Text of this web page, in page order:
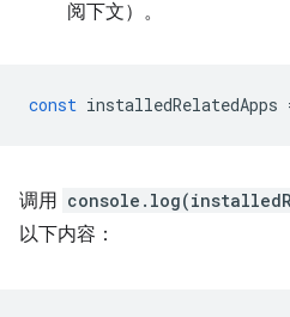
阅下文）。
const installedRelatedApps
调用
以下内容：